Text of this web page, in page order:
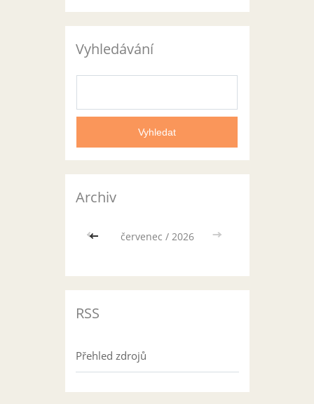
Vyhledávání
Archiv
<< červenec / 2026 >>
RSS
Přehled zdrojů